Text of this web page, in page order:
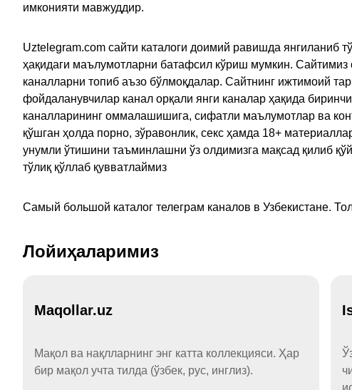
имконияти мавжуддир.
Uztelegram.com сайти каталоги доимий равишда янгиланиб
ҳақидаги маълумотларни батафсил кўриш мумкин. Сайтимиз
каналларни топиб аъзо бўлмоқдалар. Сайтнинг ижтимоий
фойдаланувчилар канал орқали янги каналар ҳақида
каналларининг оммалашишига, сифатли маълумотлар ва
қўшган ҳолда порно, зўравонлик, секс ҳамда 18+
унумли ўтишини таъминлашни ўз олдимизга мақсад қилиб
тўлиқ қўллаб қувватлаймиз
Самый большой каталог телеграм каналов в Узбекистане.
Лойиҳаларимиз
Maqollar.uz
Мақол ва нақлларнинг энг катта коллекцияси. Ҳар
бир мақол учта тилда (ўзбек, рус, инглиз).